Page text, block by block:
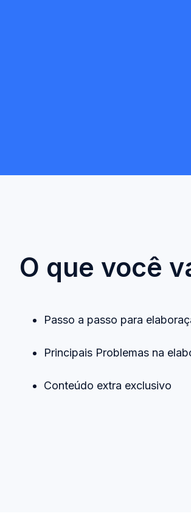
O que você
Passo a passo para
Principais Problemas na
Conteúdo extra exclusivo